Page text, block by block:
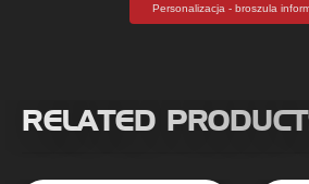
Personalizacja - broszula
RELATED